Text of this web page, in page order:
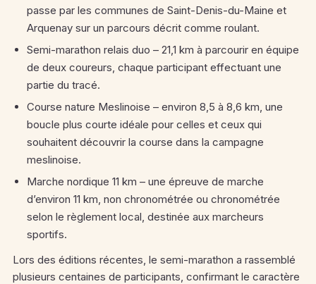
passe par les communes de Saint-Denis-du-Maine et
Arquenay sur un parcours décrit comme roulant.
Semi-marathon relais duo – 21,1 km à parcourir en équipe
de deux coureurs, chaque participant effectuant une
partie du tracé.
Course nature Meslinoise – environ 8,5 à 8,6 km, une
boucle plus courte idéale pour celles et ceux qui
souhaitent découvrir la course dans la campagne
meslinoise.
Marche nordique 11 km – une épreuve de marche
d’environ 11 km, non chronométrée ou chronométrée
selon le règlement local, destinée aux marcheurs
sportifs.
Lors des éditions récentes, le semi-marathon a rassemblé
plusieurs centaines de participants, confirmant le caractère